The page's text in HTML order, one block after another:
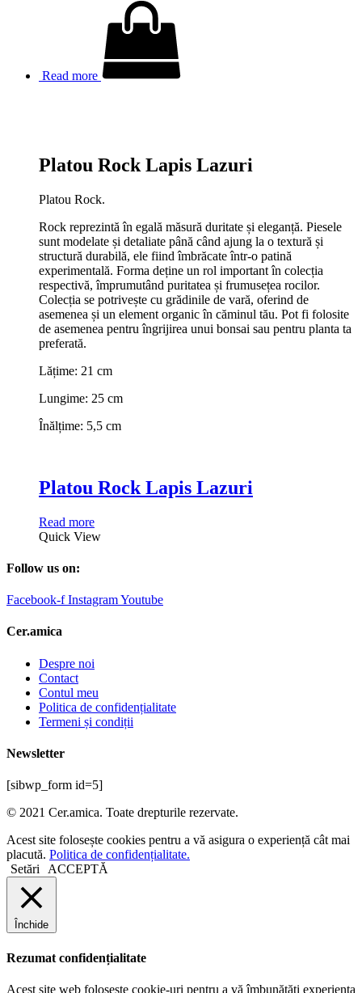
Read more
Platou Rock Lapis Lazuri
Platou Rock.
Rock reprezintă în egală măsură duritate și eleganță. Piesele
sunt modelate și detaliate până când ajung la o textură și
structură durabilă, ele fiind îmbrăcate într-o patină
experimentală. Forma deține un rol important în colecția
respectivă, împrumutând puritatea și frumusețea rocilor.
Colecția se potrivește cu grădinile de vară, oferind de
asemenea și un element organic în căminul tău. Pot fi folosite
de asemenea pentru îngrijirea unui bonsai sau pentru planta ta
preferată.
Lățime: 21 cm
Lungime: 25 cm
Înălțime: 5,5 cm
Platou Rock Lapis Lazuri
Read more
Quick View
Follow us on:
Facebook-f InstagramYoutube
Cer.amica
Despre noi
Contact
Contul meu
Politica de confidențialitate
Termeni și condiții
Newsletter
[sibwp_form id=5]
© 2021 Cer.amica. Toate drepturile rezervate.​
Acest site folosește cookies pentru a vă asigura o experiență cât mai
placută. Politica de confidențialitate.
Setări
ACCEPTĂ
Închide
Rezumat confidențialitate
Acest site web folosește cookie-uri pentru a vă îmbunătăți experiența